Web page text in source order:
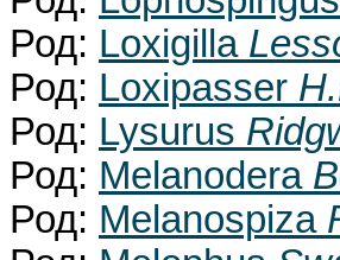
Род: Loxigilla
Род: Loxipasser
Род: Lysurus
Род: Melanodera
Род: Melanospiza